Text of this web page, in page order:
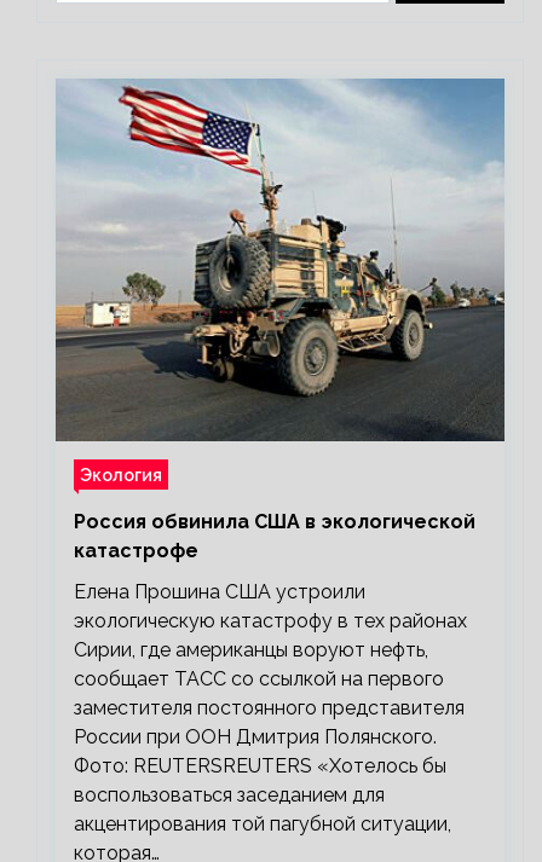
Экология
Россия обвинила США в экологической
катастрофе
Елена Прошина США устроили
экологическую катастрофу в тех районах
Сирии, где американцы воруют нефть,
сообщает ТАСС со ссылкой на первого
заместителя постоянного представителя
России при ООН Дмитрия Полянского.
Фото: REUTERSREUTERS «Хотелось бы
воспользоваться заседанием для
акцентирования той пагубной ситуации,
которая…